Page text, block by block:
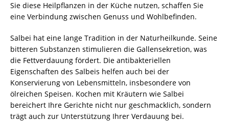
Sie diese Heilpflanzen in der Küche nutzen, schaffen Sie
eine Verbindung zwischen Genuss und Wohlbefinden.
Salbei hat eine lange Tradition in der Naturheilkunde. Seine
bitteren Substanzen stimulieren die Gallensekretion, was
die Fettverdauung fördert. Die antibakteriellen
Eigenschaften des Salbeis helfen auch bei der
Konservierung von Lebensmitteln, insbesondere von
ölreichen Speisen. Kochen mit Kräutern wie Salbei
bereichert Ihre Gerichte nicht nur geschmacklich, sondern
trägt auch zur Unterstützung Ihrer Verdauung bei.